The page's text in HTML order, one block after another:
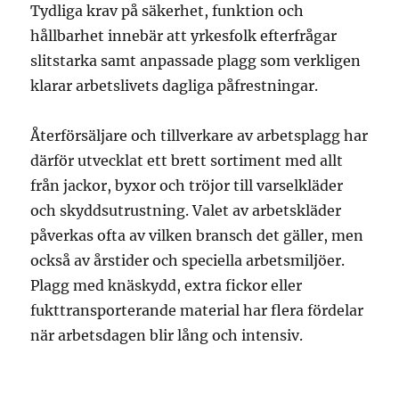
Tydliga krav på säkerhet, funktion och
hållbarhet innebär att yrkesfolk efterfrågar
slitstarka samt anpassade plagg som verkligen
klarar arbetslivets dagliga påfrestningar.
Återförsäljare och tillverkare av arbetsplagg har
därför utvecklat ett brett sortiment med allt
från jackor, byxor och tröjor till varselkläder
och skyddsutrustning. Valet av arbetskläder
påverkas ofta av vilken bransch det gäller, men
också av årstider och speciella arbetsmiljöer.
Plagg med knäskydd, extra fickor eller
fukttransporterande material har flera fördelar
när arbetsdagen blir lång och intensiv.